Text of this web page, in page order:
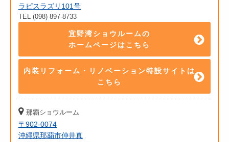
ラピスラズリ101号
TEL (098) 897-8733
宜野湾ショウルームの
ホームページはこちら
内装リフォーム・リノベーション特設サイトは
こちら
那覇ショウルーム
〒902-0074
沖縄県那覇市仲井真